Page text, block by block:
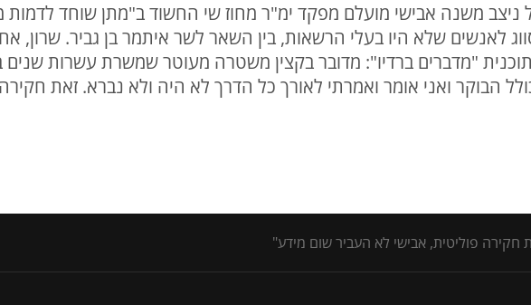
משנה אבישי מועלם מפקד ימ"ר מחוז שי החשוד ב"מתן שוחד לדמות
לאנשים שלא היו בעלי הרשאות, בין השאר לשר איתמר בן גביר. שרון,
בתוכנית "מדברים ברדיו": מדובר בקצין משטרה מעוטר שמשרת עשרות
הבוקר ואני אומר ואמרתי לאורך כל הדרך לא היה ולא נברא. זאת
חקירה פוליטית, אבישי לא העביר שום מידע"